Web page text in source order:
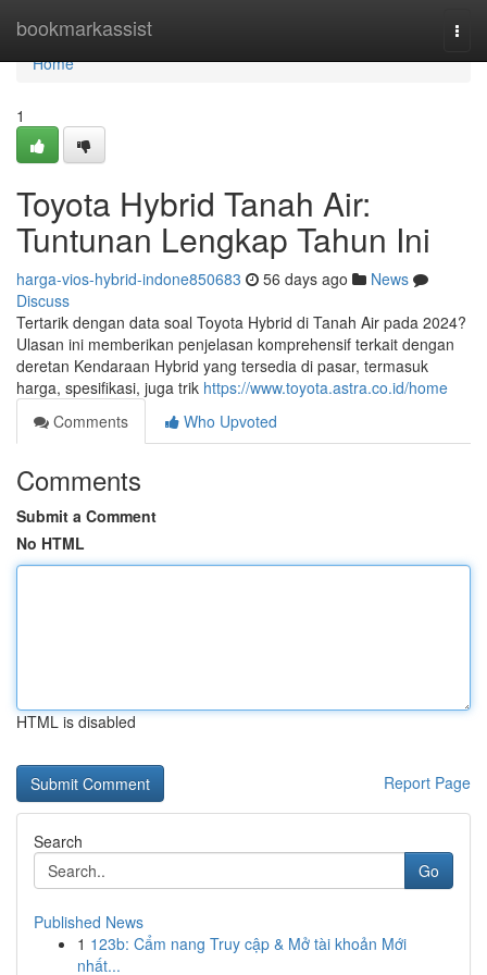
bookmarkassist
Home
Home
1
Toyota Hybrid Tanah Air:
Tuntunan Lengkap Tahun Ini
harga-vios-hybrid-indone850683 56 days ago
News
Discuss
Tertarik dengan data soal Toyota Hybrid di Tanah Air pada 2024?
Ulasan ini memberikan penjelasan komprehensif terkait dengan
deretan Kendaraan Hybrid yang tersedia di pasar, termasuk
harga, spesifikasi, juga trik https://www.toyota.astra.co.id/home
Comments
Who Upvoted
Comments
Submit a Comment
No HTML
HTML is disabled
Report Page
Search
Go
Published News
1 123b: Cẩm nang Truy cập & Mở tài khoản Mới
nhất...